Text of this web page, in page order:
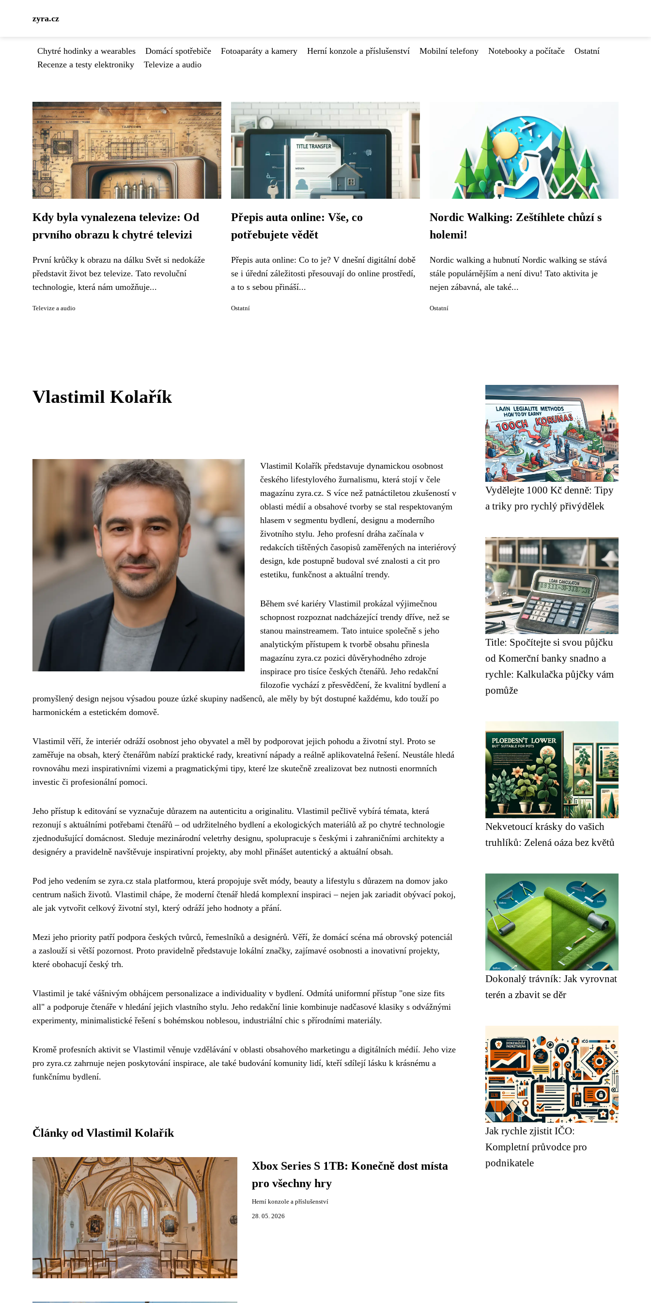
zyra.cz
Chytré hodinky a wearables Domácí spotřebiče Fotoaparáty a kamery Herní konzole a příslušenství Mobilní telefony Notebooky a počítače
Ostatní
Recenze a testy elektroniky
Televize a audio
Kdy byla vynalezena televize: Od
prvního obrazu k chytré televizi
První krůčky k obrazu na dálku Svět si nedokáže
představit život bez televize. Tato revoluční
technologie, která nám umožňuje...
Televize a audio
Přepis auta online: Vše, co
potřebujete vědět
Přepis auta online: Co to je? V dnešní digitální době
se i úřední záležitosti přesouvají do online prostředí,
a to s sebou přináší...
Ostatní
Nordic Walking: Zeštíhlete chůzí s
holemi!
Nordic walking a hubnutí Nordic walking se stává
stále populárnějším a není divu! Tato aktivita je
nejen zábavná, ale také...
Ostatní
Vlastimil Kolařík
Vlastimil Kolařík představuje dynamickou osobnost
českého lifestylového žurnalismu, která stojí v čele
magazínu zyra.cz. S více než patnáctiletou zkušeností v
oblasti médií a obsahové tvorby se stal respektovaným
hlasem v segmentu bydlení, designu a moderního
životního stylu. Jeho profesní dráha začínala v
redakcích tištěných časopisů zaměřených na interiérový
design, kde postupně budoval své znalosti a cit pro
estetiku, funkčnost a aktuální trendy.
Během své kariéry Vlastimil prokázal výjimečnou
schopnost rozpoznat nadcházející trendy dříve, než se
stanou mainstreamem. Tato intuice společně s jeho
analytickým přístupem k tvorbě obsahu přinesla
magazínu zyra.cz pozici důvěryhodného zdroje
inspirace pro tisíce českých čtenářů. Jeho redakční
filozofie vychází z přesvědčení, že kvalitní bydlení a
promyšlený design nejsou výsadou pouze úzké skupiny nadšenců, ale měly by být dostupné každému, kdo touží po
harmonickém a estetickém domově.
Vlastimil věří, že interiér odráží osobnost jeho obyvatel a měl by podporovat jejich pohodu a životní styl. Proto se
zaměřuje na obsah, který čtenářům nabízí praktické rady, kreativní nápady a reálně aplikovatelná řešení. Neustále hledá
rovnováhu mezi inspirativními vizemi a pragmatickými tipy, které lze skutečně zrealizovat bez nutnosti enormních
investic či profesionální pomoci.
Jeho přístup k editování se vyznačuje důrazem na autenticitu a originalitu. Vlastimil pečlivě vybírá témata, která
rezonují s aktuálními potřebami čtenářů – od udržitelného bydlení a ekologických materiálů až po chytré technologie
zjednodušující domácnost. Sleduje mezinárodní veletrhy designu, spolupracuje s českými i zahraničními architekty a
designéry a pravidelně navštěvuje inspirativní projekty, aby mohl přinášet autentický a aktuální obsah.
Pod jeho vedením se zyra.cz stala platformou, která propojuje svět módy, beauty a lifestylu s důrazem na domov jako
centrum našich životů. Vlastimil chápe, že moderní čtenář hledá komplexní inspiraci – nejen jak zariadit obývací pokoj,
ale jak vytvořit celkový životní styl, který odráží jeho hodnoty a přání.
Mezi jeho priority patří podpora českých tvůrců, řemeslníků a designérů. Věří, že domácí scéna má obrovský potenciál
a zaslouží si větší pozornost. Proto pravidelně představuje lokální značky, zajímavé osobnosti a inovativní projekty,
které obohacují český trh.
Vlastimil je také vášnivým obhájcem personalizace a individuality v bydlení. Odmítá uniformní přístup "one size fits
all" a podporuje čtenáře v hledání jejich vlastního stylu. Jeho redakční linie kombinuje nadčasové klasiky s odvážnými
experimenty, minimalistické řešení s bohémskou noblesou, industriální chic s přírodními materiály.
Kromě profesních aktivit se Vlastimil věnuje vzdělávání v oblasti obsahového marketingu a digitálních médií. Jeho vize
pro zyra.cz zahrnuje nejen poskytování inspirace, ale také budování komunity lidí, kteří sdílejí lásku k krásnému a
funkčnímu bydlení.
Články od Vlastimil Kolařík
Xbox Series S 1TB: Konečně dost místa
pro všechny hry
Herní konzole a příslušenství
28. 05. 2026
Vydělejte 1000 Kč denně: Tipy
a triky pro rychlý přivýdělek
Title: Spočítejte si svou půjčku
od Komerční banky snadno a
rychle: Kalkulačka půjčky vám
pomůže
Nekvetoucí krásky do vašich
truhlíků: Zelená oáza bez květů
Dokonalý trávník: Jak vyrovnat
terén a zbavit se děr
Jak rychle zjistit IČO:
Kompletní průvodce pro
podnikatele